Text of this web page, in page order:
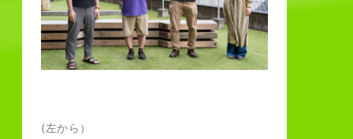
(左から）